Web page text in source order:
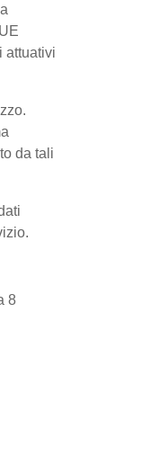
attuativi
da tali
8